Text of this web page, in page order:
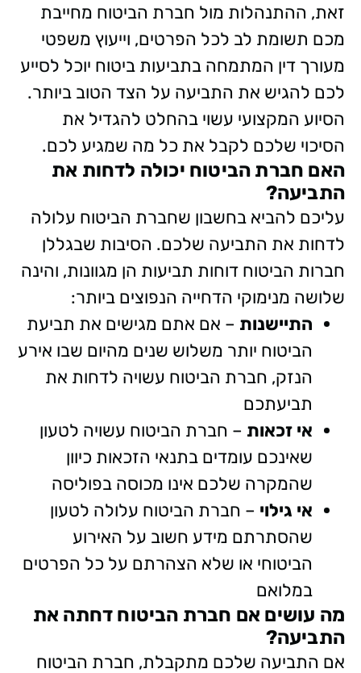
זאת, ההתנהלות מול חברת הביטוח מחייבת
מכם תשומת לב לכל הפרטים, וייעוץ משפטי
מעורך דין המתמחה בתביעות ביטוח יוכל לסייע
לכם להגיש את התביעה על הצד הטוב ביותר.
הסיוע המקצועי עשוי בהחלט להגדיל את
הסיכוי שלכם לקבל את כל מה שמגיע לכם.
האם חברת הביטוח יכולה לדחות את
התביעה?
עליכם להביא בחשבון שחברת הביטוח עלולה
לדחות את התביעה שלכם. הסיבות שבגללן
חברות הביטוח דוחות תביעות הן מגוונות, והינה
שלושה מנימוקי הדחייה הנפוצים ביותר:
התיישנות – אם אתם מגישים את תביעת
הביטוח יותר משלוש שנים מהיום שבו אירע
הנזק, חברת הביטוח עשויה לדחות את
תביעתכם
אי זכאות – חברת הביטוח עשויה לטעון
שאינכם עומדים בתנאי הזכאות כיוון
שהמקרה שלכם אינו מכוסה בפוליסה
אי גילוי – חברת הביטוח עלולה לטעון
שהסתרתם מידע חשוב על האירוע
הביטוחי או שלא הצהרתם על כל הפרטים
במלואם
מה עושים אם חברת הביטוח דחתה את
התביעה?
אם התביעה שלכם מתקבלת, חברת הביטוח